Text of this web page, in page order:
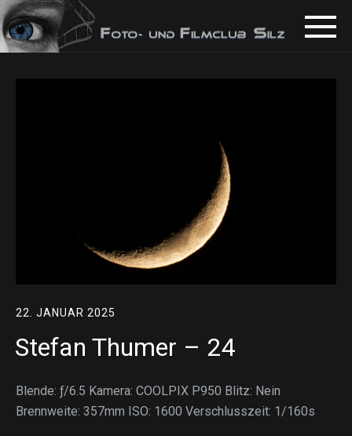
22. JANUAR 2025
Stefan Thumer – 24
Blende: ƒ/6.5 Kamera: COOLPIX P950 Blitz: Nein
Brennweite: 357mm ISO: 1600 Verschlusszeit: 1/160s